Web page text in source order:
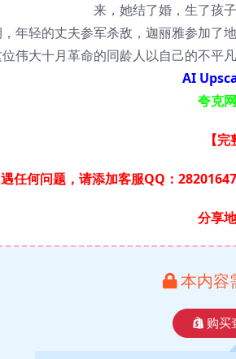
来，她结了婚，生了孩
年轻的丈夫参军杀敌，迦丽雅参加了
伟大十月革命的同龄人以自己的不平
AI
夸克
【完
任何问题，请添加客服QQ：
分享
本内容
购买